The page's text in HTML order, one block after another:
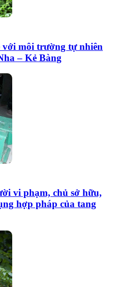
với môi trường tự nhiên
– Kẻ Bàng
vi phạm, chủ sở hữu,
hợp pháp của tang